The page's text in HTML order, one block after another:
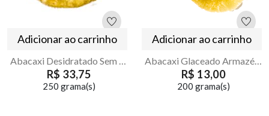
Adicionar ao carrinho
Abacaxi Desidratado Sem Açúcar | Armazém Seu Luiz
R$ 33,75
250 grama(s)
Adicionar ao carrinho
Abacaxi Glaceado Armazém Seu Luiz
R$ 13,00
200 grama(s)